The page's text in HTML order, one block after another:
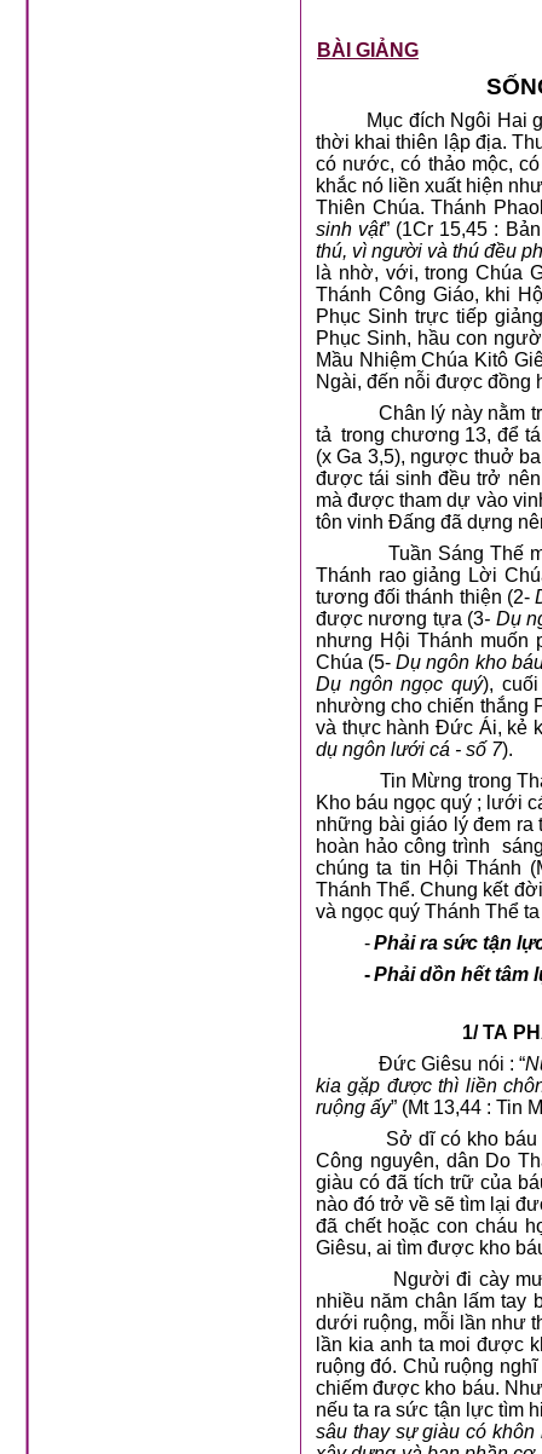
BÀI GIẢNG
Mục đích Ngôi Hai
thời khai thiên lập địa.
có nước, có thảo mộc,
khắc nó liền xuất hiện
Thiên Chúa. Thánh
sinh vật” (1Cr 15,45 :
thú, vì người và thú đều
là nhờ, với, trong Chúa
Thánh Công Giáo, khi
Phục Sinh trực tiếp
Phục Sinh, hầu con
Mầu Nhiệm Chúa Kitô
Ngài, đến nỗi được đồng
Chân lý này nằm
tả trong chương 13, để
(x Ga 3,5), ngược thuở
được tái sinh đều trở
mà được tham dự vào
tôn vinh Đấng đã dựng
Tuần Sáng Thế
Thánh rao giảng Lời
tương đối thánh thiện (2-
được nương tựa (3- Dụ
nhưng Hội Thánh muốn
Chúa (5- Dụ ngôn kho
Dụ ngôn ngọc quý),
nhường cho chiến thắng
và thực hành Đức Ái, kẻ
dụ ngôn lưới cá - số 7).
Tin Mừng trong
Kho báu ngọc quý ; lưới
những bài giáo lý đem
hoàn hảo công trình
chúng ta tin Hội Thánh
Thánh Thể. Chung kết
và ngọc quý Thánh Thể
-Phải ra sức tận
-Phải dồn hết tâm
1/ TA
Đức Giêsu nói : “
kia gặp được thì liền
ruộng ấy” (Mt 13,44 : Tin
Sở dĩ có kho
Công nguyên, dân Do
giàu có đã tích trữ của
nào đó trở về sẽ tìm lại
đã chết hoặc con cháu
Giêsu, ai tìm được kho
Người đi cày
nhiều năm chân lấm tay
dưới ruộng, mỗi lần như
lần kia anh ta moi được
ruộng đó. Chủ ruộng
chiếm được kho báu.
nếu ta ra sức tận lực tìm
sâu thay sự giàu có